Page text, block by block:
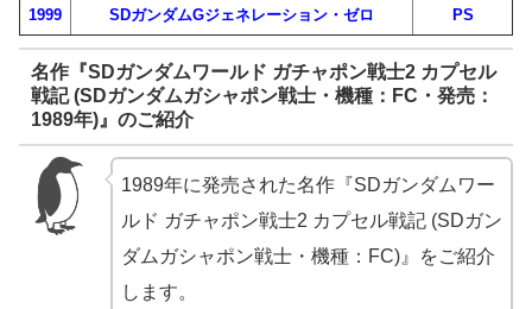
1999 SDガンダムGジェネレーション・ゼロ PS
名作『SDガンダムワールド ガチャポン戦士2 カプセル
戦記 (SDガンダムガシャポン戦士・機種：FC・発売：
1989年)』のご紹介
1989年に発売された名作『SDガンダムワー
ルド ガチャポン戦士2 カプセル戦記 (SDガン
ダムガシャポン戦士・機種：FC)』をご紹介
します。